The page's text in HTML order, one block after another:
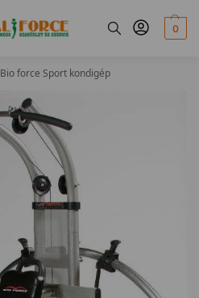
0
Bio force Sport kondigép